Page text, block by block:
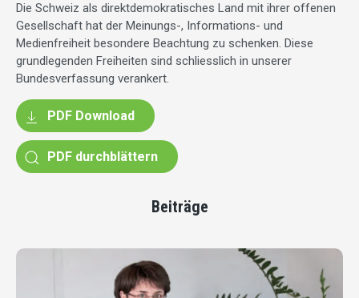
Die Schweiz als direktdemokratisches Land mit ihrer offenen
Gesellschaft hat der Meinungs-, Informations- und
Medienfreiheit besondere Beachtung zu schenken. Diese
grundlegenden Freiheiten sind schliesslich in unserer
Bundesverfassung verankert.
PDF Download
PDF durchblättern
Beiträge